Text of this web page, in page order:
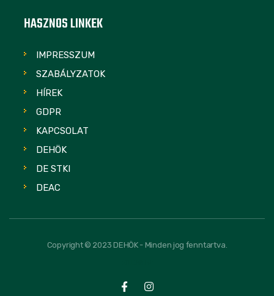
HASZNOS LINKEK
IMPRESSZUM
SZABÁLYZATOK
HÍREK
GDPR
KAPCSOLAT
DEHÖK
DE STKI
DEAC
Copyright © 2023 DEHÖK - Minden jog fenntartva.